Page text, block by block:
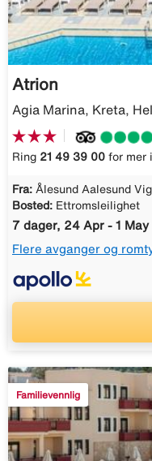
Atrion
Agia Marina, Kreta,
Ring 21 49 39 00 for mer
Fra: Ålesund Aalesund
Bosted: Ettromsleilighet
7 dager, 24 Apr - 1 May
Flere avganger og
Familievennlig